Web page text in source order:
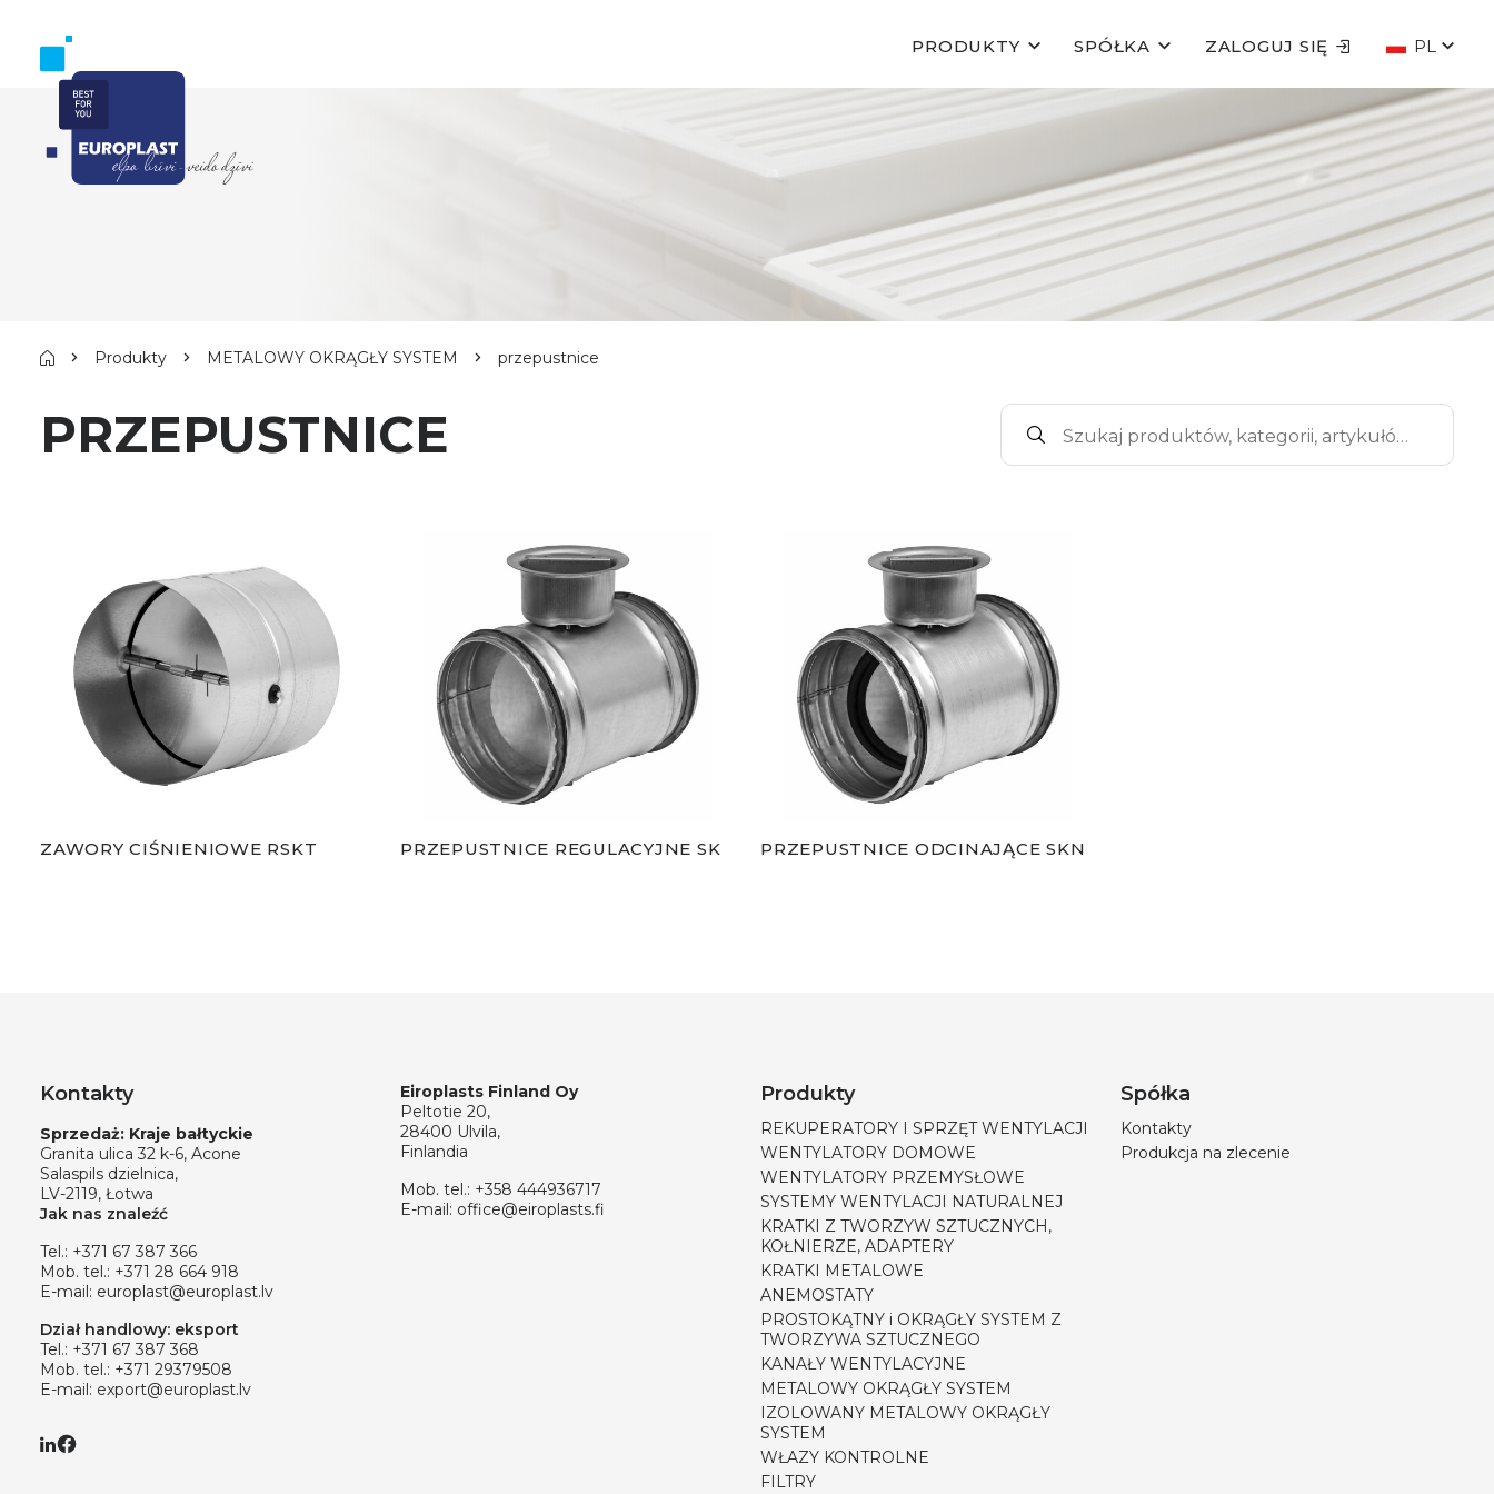
PRODUKTY SPÓŁKA ZALOGUJ SIĘ PL
Produkty METALOWY OKRĄGŁY SYSTEM przepustnice
PRZEPUSTNICE
ZAWORY CIŚNIENIOWE RSKT PRZEPUSTNICE REGULACYJNE SK PRZEPUSTNICE ODCINAJĄCE SKN
Kontakty
Sprzedaż: Kraje bałtyckie
Granita ulica 32 k-6, Acone
Salaspils dzielnica,
LV-2119, Łotwa
Jak nas znaleźć
Tel.: +371 67 387 366
Mob. tel.: +371 28 664 918
E-mail: europlast@europlast.lv
Dział handlowy: eksport
Tel.: +371 67 387 368
Mob. tel.: +371 29379508
E-mail: export@europlast.lv
Eiroplasts Finland Oy
Peltotie 20,
28400 Ulvila,
Finlandia
Mob. tel.: +358 444936717
E-mail: office@eiroplasts.fi
Produkty
REKUPERATORY I SPRZĘT WENTYLACJI
WENTYLATORY DOMOWE
WENTYLATORY PRZEMYSŁOWE
SYSTEMY WENTYLACJI NATURALNEJ
KRATKI Z TWORZYW SZTUCZNYCH,
KOŁNIERZE, ADAPTERY
KRATKI METALOWE
ANEMOSTATY
PROSTOKĄTNY i OKRĄGŁY SYSTEM Z
TWORZYWA SZTUCZNEGO
KANAŁY WENTYLACYJNE
METALOWY OKRĄGŁY SYSTEM
IZOLOWANY METALOWY OKRĄGŁY
SYSTEM
WŁAZY KONTROLNE
FILTRY
Spółka
Kontakty
Produkcja na zlecenie